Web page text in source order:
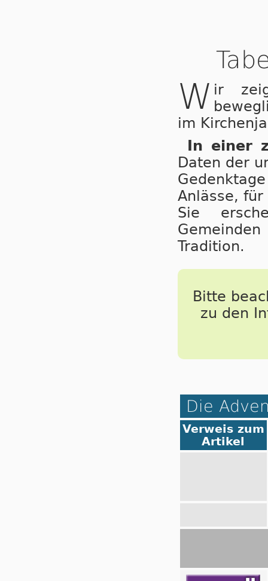
W ir
im
In einer
Daten der
Anlässe,
Sie
Tradition.
Bitte
zu den
Die
Verweis zum
Artikel